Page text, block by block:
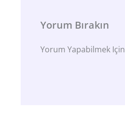
Yorum Bırakın
Yorum Yapabilmek Için